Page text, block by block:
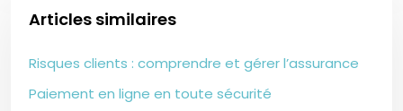
Articles similaires
Risques clients : comprendre et gérer l’assurance
Paiement en ligne en toute sécurité